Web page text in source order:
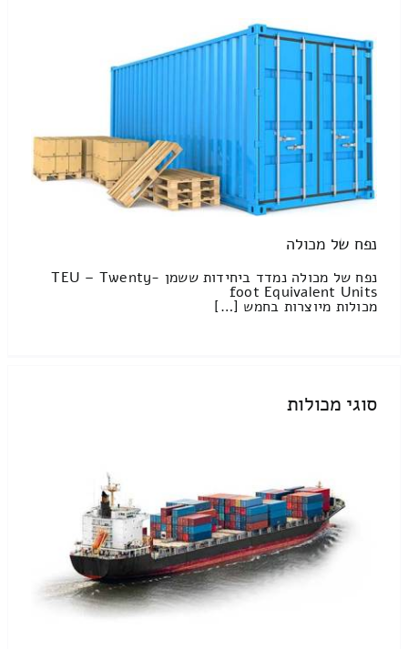
נפח של מכולה
נפח של מכולה נמדד ביחידות ששמן TEU – Twenty-
foot Equivalent Units
מכולות מיוצרות בחמש […]
סוגי מכולות